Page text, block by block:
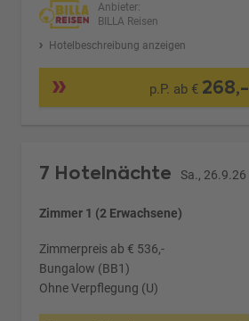
Anbieter:
BILLA Reisen
Hotelbeschreibung anzeigen
p.P. ab € 268,-
7 Hotelnächte Sa., 26.9.26
Zimmer 1 (2 Erwachsene)
Zimmerpreis ab € 536,-
Bungalow (BB1)
Ohne Verpflegung (U)